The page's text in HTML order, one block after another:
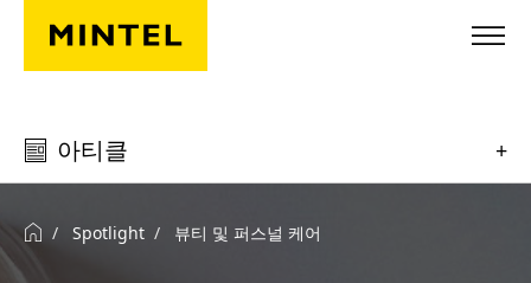
Skip to main content
아티클 +
Spotlight 뷰티 및 퍼스널 케어